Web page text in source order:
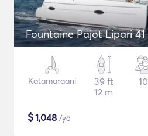
Fountaine Pajot Lipari 41
Katamaraani
39 ft
12 m
10
$1,048 /yö